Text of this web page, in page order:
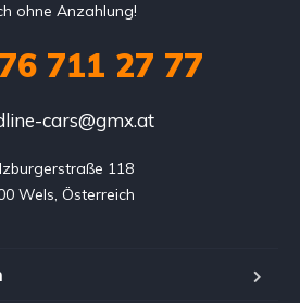
ohne Anzahlung!
711 27 77
cars@gmx.at
118
Wels, Österreich